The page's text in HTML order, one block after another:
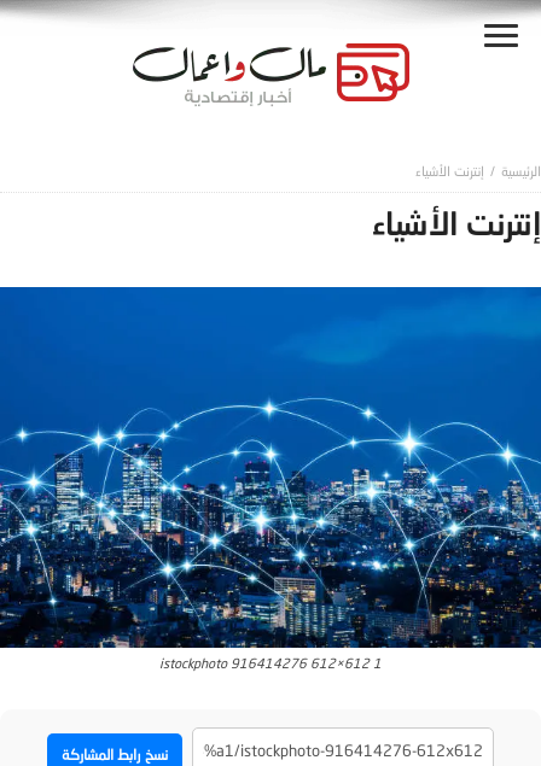
إنترنت الأشياء
إنترنت الأشياء
istockphoto 916414276 612×612 1
نسخ رابط المشاركة